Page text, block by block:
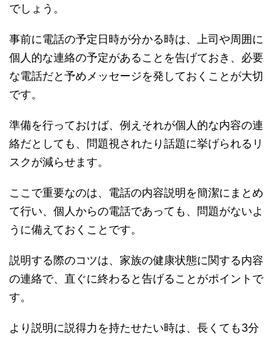
でしょう。
事前に電話の予定日時が分かる時は、上司や周囲に
個人的な連絡の予定があることを告げておき、必要
な電話だと予めメッセージを発しておくことが大切
です。
準備を行っておけば、例えそれが個人的な内容の連
絡だとしても、問題視されたり話題に挙げられるリ
スクが減らせます。
ここで重要なのは、電話の内容説明を簡潔にまとめ
て行い、個人からの電話であっても、問題がないよ
うに備えておくことです。
説明する際のコツは、家族の健康状態に関する内容
の連絡で、直ぐに終わると告げることがポイントで
す。
より説明に説得力を持たせたい時は、長くても3分